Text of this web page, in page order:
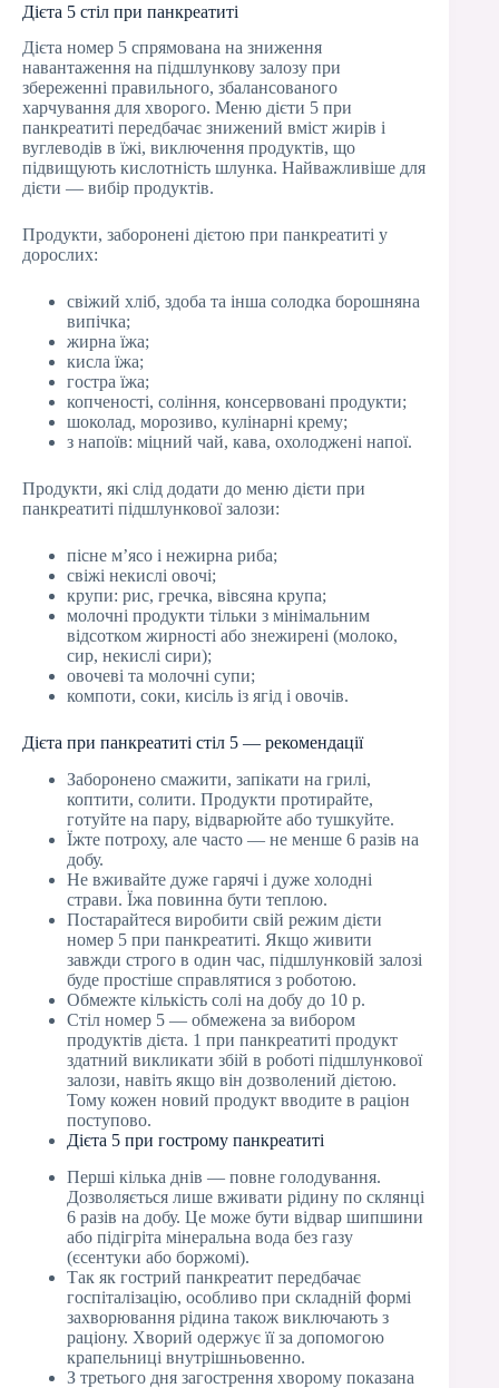
Дієта 5 стіл при панкреатиті
Дієта номер 5 спрямована на зниження
навантаження на підшлункову залозу при
збереженні правильного, збалансованого
харчування для хворого. Меню дієти 5 при
панкреатиті передбачає знижений вміст жирів і
вуглеводів в їжі, виключення продуктів, що
підвищують кислотність шлунка. Найважливіше для
дієти — вибір продуктів.
Продукти, заборонені дієтою при панкреатиті у
дорослих:
свіжий хліб, здоба та інша солодка борошняна
випічка;
жирна їжа;
кисла їжа;
гостра їжа;
копченості, соління, консервовані продукти;
шоколад, морозиво, кулінарні крему;
з напоїв: міцний чай, кава, охолоджені напої.
Продукти, які слід додати до меню дієти при
панкреатиті підшлункової залози:
пісне м’ясо і нежирна риба;
свіжі некислі овочі;
крупи: рис, гречка, вівсяна крупа;
молочні продукти тільки з мінімальним
відсотком жирності або знежирені (молоко,
сир, некислі сири);
овочеві та молочні супи;
компоти, соки, кисіль із ягід і овочів.
Дієта при панкреатиті стіл 5 — рекомендації
Заборонено смажити, запікати на грилі,
коптити, солити. Продукти протирайте,
готуйте на пару, відварюйте або тушкуйте.
Їжте потроху, але часто — не менше 6 разів на
добу.
Не вживайте дуже гарячі і дуже холодні
страви. Їжа повинна бути теплою.
Постарайтеся виробити свій режим дієти
номер 5 при панкреатиті. Якщо живити
завжди строго в один час, підшлунковій залозі
буде простіше справлятися з роботою.
Обмежте кількість солі на добу до 10 р.
Стіл номер 5 — обмежена за вибором
продуктів дієта. 1 при панкреатиті продукт
здатний викликати збій в роботі підшлункової
залози, навіть якщо він дозволений дієтою.
Тому кожен новий продукт вводите в раціон
поступово.
Дієта 5 при гострому панкреатиті
Перші кілька днів — повне голодування.
Дозволяється лише вживати рідину по склянці
6 разів на добу. Це може бути відвар шипшини
або підігріта мінеральна вода без газу
(єсентуки або боржомі).
Так як гострий панкреатит передбачає
госпіталізацію, особливо при складній формі
захворювання рідина також виключають з
раціону. Хворий одержує її за допомогою
крапельниці внутрішньовенно.
З третього дня загострення хворому показана